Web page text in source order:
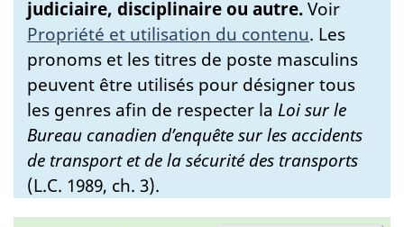
judiciaire, disciplinaire ou autre.Voir
Propriété et utilisation du contenu. Les
pronoms et les titres de poste masculins
peuvent être utilisés pour désigner tous
les genres afin de respecter la Loi sur le
Bureau canadien d’enquête sur les accidents
de transport et de la sécurité des transports
(L.C. 1989, ch. 3).